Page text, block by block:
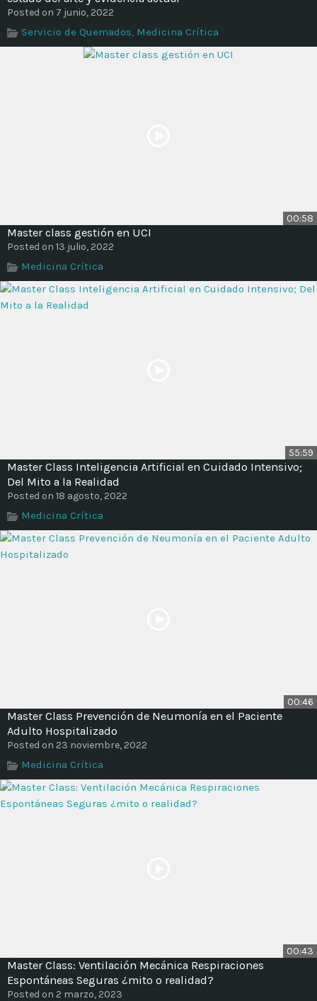
Posted on 7 junio, 2022
Servicio de Quemados, Medicina Crítica
00:58
Master class gestión en UCI
Posted on 13 julio, 2022
Medicina Crítica
55:59
Master Class Inteligencia Artificial en Cuidado Intensivo;
Del Mito a la Realidad
Posted on 18 agosto, 2022
Medicina Crítica
00:46
Master Class Prevención de Neumonía en el Paciente
Adulto Hospitalizado
Posted on 23 noviembre, 2022
Medicina Crítica
00:43
Master Class: Ventilación Mecánica Respiraciones
Espontáneas Seguras ¿mito o realidad?
Posted on 2 marzo, 2023